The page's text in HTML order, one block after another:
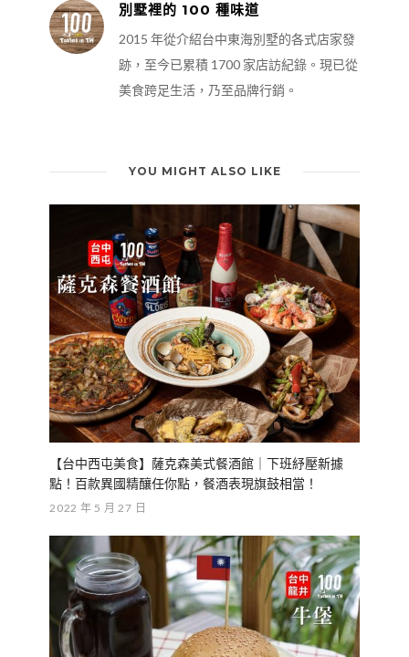
別墅裡的 100 種味道
2015 年從介紹台中東海別墅的各式店家發
跡，至今已累積 1700 家店訪紀錄。現已從
美食跨足生活，乃至品牌行銷。
YOU MIGHT ALSO LIKE
【台中西屯美食】薩克森美式餐酒館｜下班紓壓新據
點！百款異國精釀任你點，餐酒表現旗鼓相當！
2022 年 5 月 27 日